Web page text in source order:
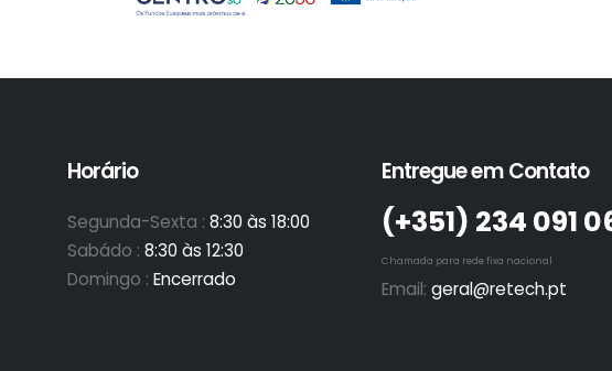
Horário
Segunda-Sexta : 8:30 às 18:00
Sabádo : 8:30 às 12:30
Domingo : Encerrado
Entregue em Contato
(+351)­ 234 091
Chamada para rede fixa nacional
Email: geral@retech.pt